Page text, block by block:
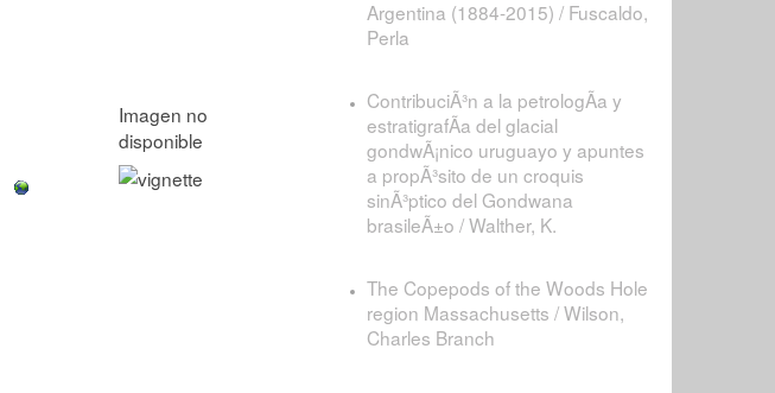
Argentina (1884-2015) / Fuscaldo,
Perla
ContribuciÃ³n a la petrologÃ­a y
estratigrafÃ­a del glacial
gondwÃ¡nico uruguayo y apuntes
a propÃ³sito de un croquis
sinÃ³ptico del Gondwana
brasileÃ±o / Walther, K.
The Copepods of the Woods Hole
region Massachusetts / Wilson,
Charles Branch